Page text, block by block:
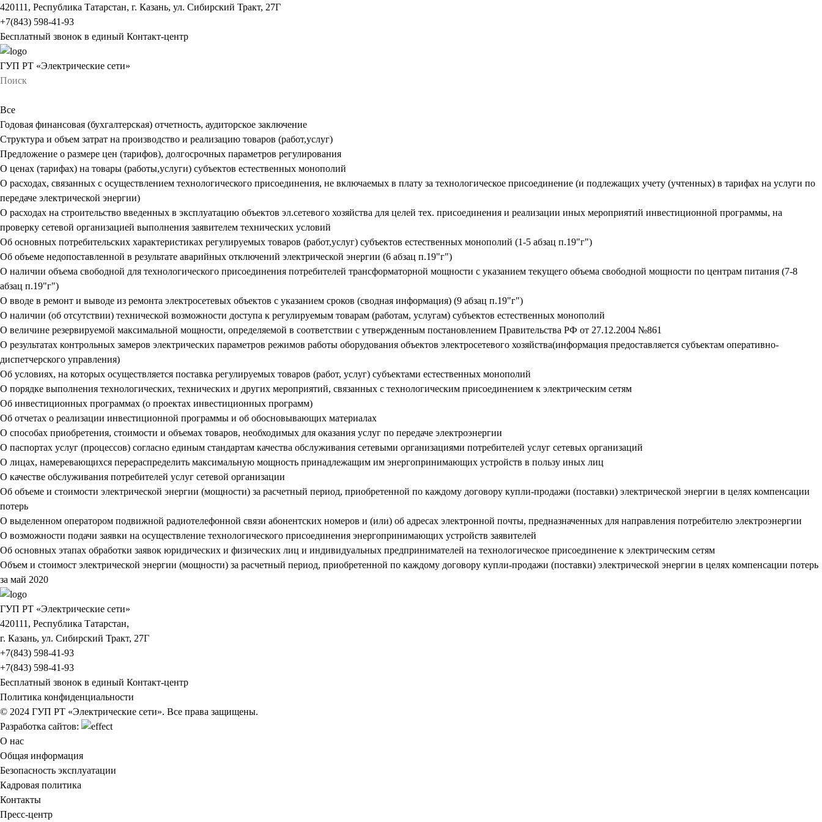
420111, Республика Татарстан, г. Казань, ул. Сибирский Тракт, 27Г
+7(843) 598-41-93
Бесплатный звонок в единый Контакт-центр
ГУП РТ «Электрические сети»
Все
Годовая финансовая (бухгалтерская) отчетность, аудиторское заключение
Структура и объем затрат на производство и реализацию товаров (работ,услуг)
Предложение о размере цен (тарифов), долгосрочных параметров регулирования
О ценах (тарифах) на товары (работы,услуги) субъектов естественных монополий
О расходах, связанных с осуществлением технологического присоединения, не включаемых в плату за технологическое присоединение (и подлежащих учету (учтенных) в тарифах на услуги по
передаче электрической энергии)
О расходах на строительство введенных в эксплуатацию объектов эл.сетевого хозяйства для целей тех. присоединения и реализации иных мероприятий инвестиционной программы, на
проверку сетевой организацией выполнения заявителем технических условий
Об основных потребительских характеристиках регулируемых товаров (работ,услуг) субъектов естественных монополий (1-5 абзац п.19"г")
Об объеме недопоставленной в результате аварийных отключений электрической энергии (6 абзац п.19"г")
О наличии объема свободной для технологического присоединения потребителей трансформаторной мощности с указанием текущего объема свободной мощности по центрам питания (7-8
абзац п.19"г")
О вводе в ремонт и выводе из ремонта электросетевых объектов с указанием сроков (сводная информация) (9 абзац п.19"г")
О наличии (об отсутствии) технической возможности доступа к регулируемым товарам (работам, услугам) субъектов естественных монополий
О величине резервируемой максимальной мощности, определяемой в соответствии с утвержденным постановлением Правительства РФ от 27.12.2004 №861
О результатах контрольных замеров электрических параметров режимов работы оборудования объектов электросетевого хозяйства(информация предоставляется субъектам оперативно-
диспетчерского управления)
Об условиях, на которых осуществляется поставка регулируемых товаров (работ, услуг) субъектами естественных монополий
О порядке выполнения технологических, технических и других мероприятий, связанных с технологическим присоединением к электрическим сетям
Об инвестиционных программах (о проектах инвестиционных программ)
Об отчетах о реализации инвестиционной программы и об обосновывающих материалах
О способах приобретения, стоимости и объемах товаров, необходимых для оказания услуг по передаче электроэнергии
О паспортах услуг (процессов) согласно единым стандартам качества обслуживания сетевыми организациями потребителей услуг сетевых организаций
О лицах, намеревающихся перераспределить максимальную мощность принадлежащим им энергопринимающих устройств в пользу иных лиц
О качестве обслуживания потребителей услуг сетевой организации
Об объеме и стоимости электрической энергии (мощности) за расчетный период, приобретенной по каждому договору купли-продажи (поставки) электрической энергии в целях компенсации
потерь
О выделенном оператором подвижной радиотелефонной связи абонентских номеров и (или) об адресах электронной почты, предназначенных для направления потребителю электроэнергии
О возможности подачи заявки на осуществление технологического присоединения энергопринимающих устройств заявителей
Об основных этапах обработки заявок юридических и физических лиц и индивидуальных предпринимателей на технологическое присоединение к электрическим сетям
Объем и стоимост электрической энергии (мощности) за расчетный период, приобретенной по каждому договору купли-продажи (поставки) электрической энергии в целях компенсации потерь
за май 2020
ГУП РТ «Электрические сети»
420111, Республика Татарстан,
г. Казань, ул. Сибирский Тракт, 27Г
+7(843) 598-41-93
+7(843) 598-41-93
Бесплатный звонок в единый Контакт-центр
Политика конфиденциальности
© 2024 ГУП РТ «Электрические сети». Все права защищены.
Разработка сайтов:
О нас
Общая информация
Безопасность эксплуатации
Кадровая политика
Контакты
Пресс-центр